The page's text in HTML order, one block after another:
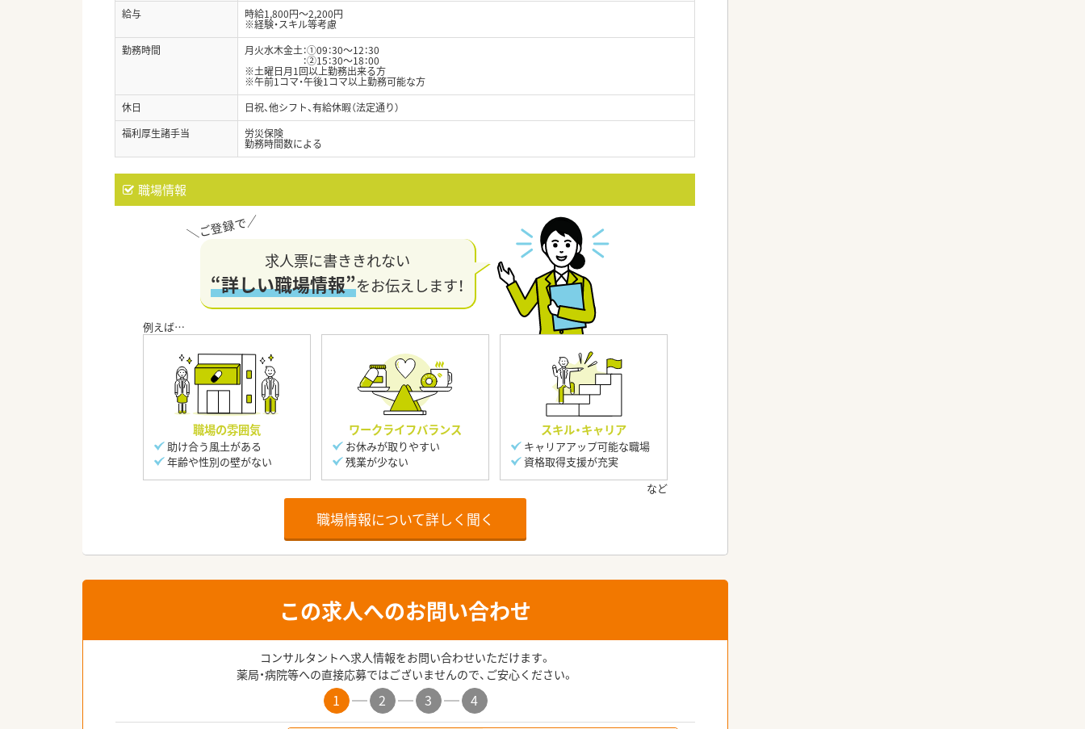
給与
時給1,800円～2,200円
※経験・スキル等考慮
勤務時間
月火水木金土：①09：30～12：30
：②15：30～18：00
※土曜日月1回以上勤務出来る方
※午前1コマ・午後1コマ以上勤務可能な方
休日
日祝、他シフト、有給休暇（法定通り）
福利厚生諸手当
労災保険
勤務時間数による
職場情報
求人票に書ききれない
“詳しい職場情報”をお伝えします！
職場の雰囲気
助け合う風土がある
年齢や性別の壁がない
ワークライフバランス
お休みが取りやすい
残業が少ない
スキル・キャリア
キャリアアップ可能な職場
資格取得支援が充実
職場情報について詳しく聞く
この求人へのお問い合わせ
コンサルタントへ求人情報をお問い合わせいただけます。
薬局・病院等への直接応募ではございませんので、ご安心ください。
1 2 3 4